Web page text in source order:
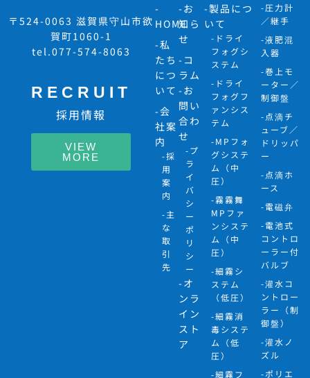
〒524-0063 滋賀県守山市欲
賀町1060-1
tel.077-574-8063
RECRUIT
採用情報
VIEW
MORE
-
HOME
-私
たち
につ
いて
-会
社案
内
-採
用
案
内
-主
な
取
引
先
-お
知ら
せ
-コ
ラム
-お
問い
合わ
せ
-プ
ラ
イ
バ
シ
ー
ポ
リ
シ
ー
-オ
ンラ
イン
スト
ア
-製品につ
いて
-ドライ
フォグシ
ステム
-ドライ
フォグフ
ァンシス
テム
-MPフォ
グシステ
ム（中
圧）
-霧霧舞
MPファ
ンシステ
ム（中
圧）
-細霧シ
ステム
（低圧）
-細霧消
毒システ
ム（低
圧）
-細霧フ
-圧力計
／継手
-液肥混
入器
-巻上モ
ーター／
制御盤
-点滴チ
ューブ／
ドリッパ
ー
-点滴ホ
ース
-電磁弁
-電池式
コントロ
ーラー付
バルブ
-灌水コ
ントロー
ラー（制
御盤）
-灌水ノ
ズル
-ポリエ